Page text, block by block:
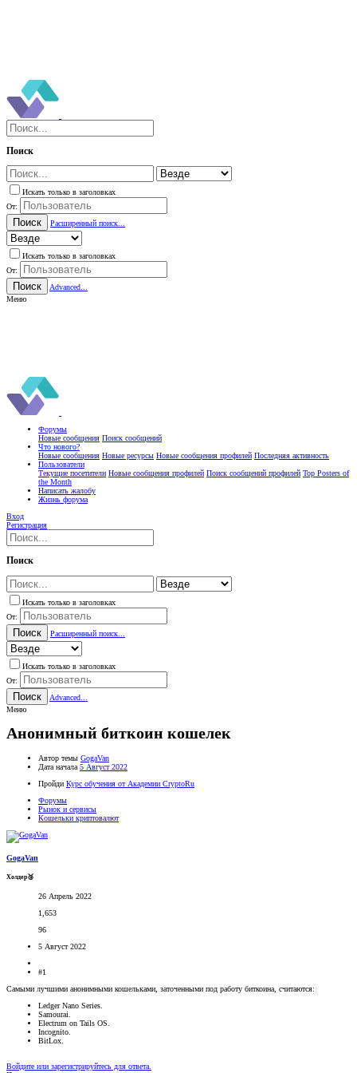
Поиск
Искать только в заголовках
От:
Поиск Расширенный поиск...
Искать только в заголовках
От:
Поиск
Advanced...
Меню
Форумы
Новые сообщения Поиск сообщений
Что нового?
Новые сообщения Новые ресурсы Новые сообщения профилей Последняя активность
Пользователи
Текущие посетители Новые сообщения профилей Поиск сообщений профилей Top Posters of
the Month
Написать жалобу
Жизнь форума
Вход
Регистрация
Поиск
Искать только в заголовках
От:
Поиск Расширенный поиск...
Искать только в заголовках
От:
Поиск
Advanced...
Меню
Анонимный биткоин кошелек
Автор темы GogaVan
Дата начала 5 Август 2022
Пройди Курс обучения от Академии CryptoRu
Форумы
Рынок и сервисы
Кошельки криптовалют
GogaVan
Холдер🥉
26 Апрель 2022
1,653
96
5 Август 2022
#1
Самыми лучшими анонимными кошельками, заточенными под работу биткоина, считаются:
Ledger Nano Series.
Samourai.
Electrum on Tails OS.
Incognito.
BitLox.
Войдите или зарегистрируйтесь для ответа.